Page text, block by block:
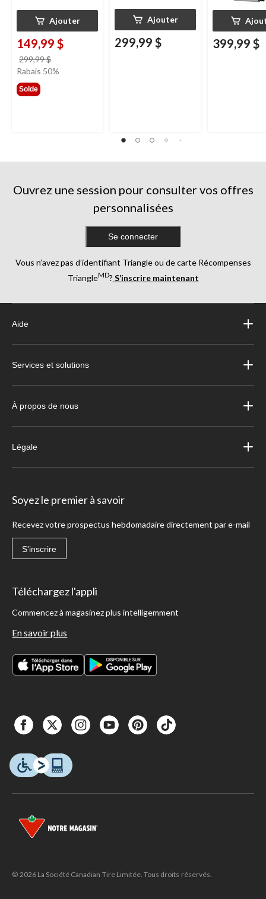
Ajouter
149,99 $
299,99 $
était
Rabais 50%
Solde
Ajouter
299,99 $ 399,99 $
Ouvrez une session pour consulter vos offres
personnalisées
Se connecter
Vous n’avez pas d’identifiant Triangle ou de carte Récompenses
TriangleMD? S’inscrire maintenant
Aide
Services et solutions
À propos de nous
Légale
Soyez le premier à savoir
Recevez votre prospectus hebdomadaire directement par e-mail
S'inscrire
Téléchargez l'appli
Commencez à magasinez plus intelligemment
En savoir plus
© 2026 La Société Canadian Tire Limitée. Tous droits réservés.